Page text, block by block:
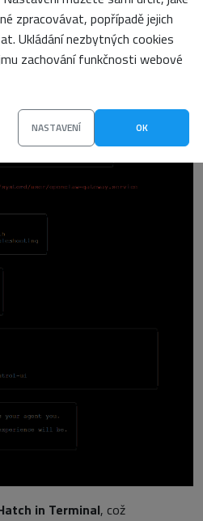
zpracovávat, popřípadě jejich
Ukládání nezbytných cookies
zachování funkčnosti webové
NASTAVENÍ OK
in Terminal, což